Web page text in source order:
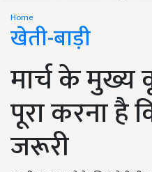
Home
खेती-बाड़ी
मार्च के मुख्य
पूरा करना है
जरूरी